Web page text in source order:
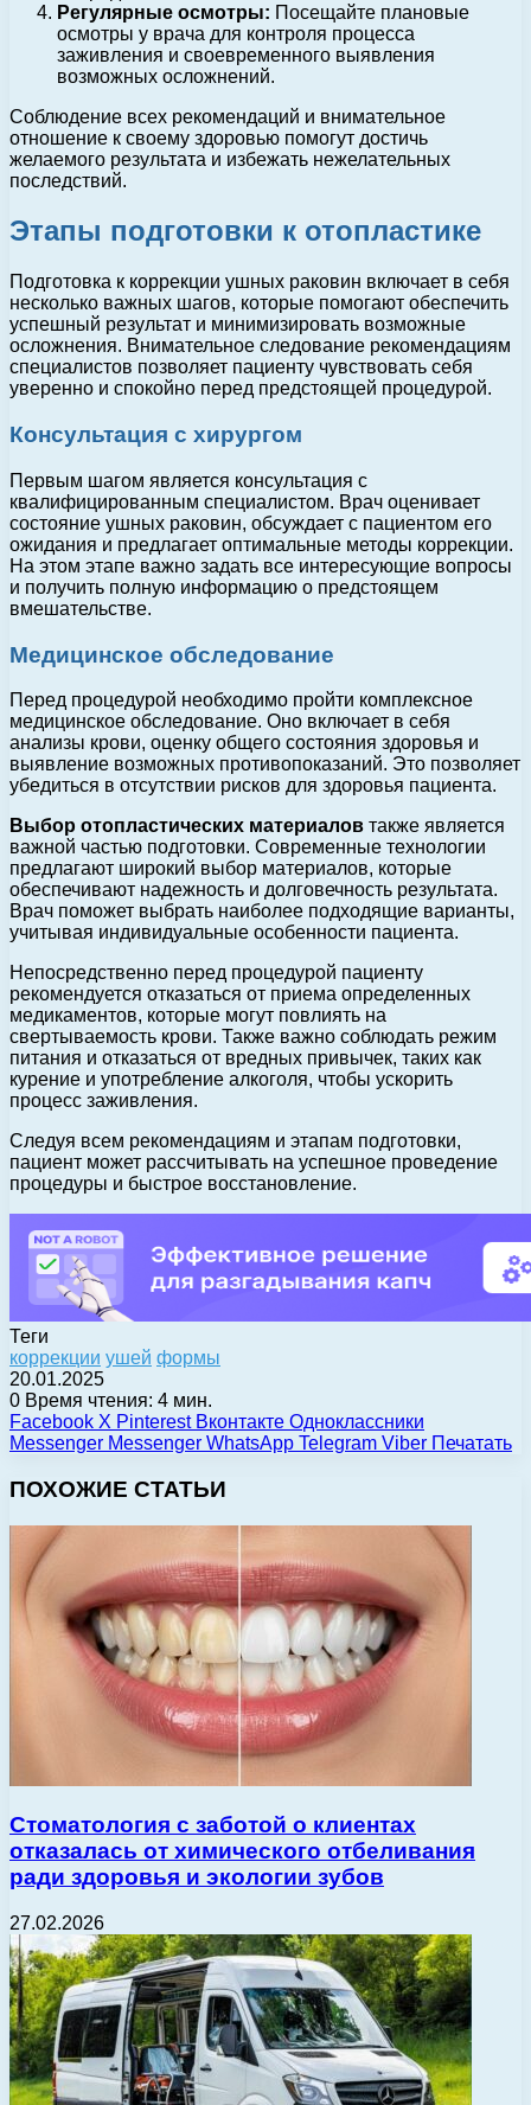
Регулярные осмотры: Посещайте плановые
осмотры у врача для контроля процесса
заживления и своевременного выявления
возможных осложнений.
Соблюдение всех рекомендаций и внимательное
отношение к своему здоровью помогут достичь
желаемого результата и избежать нежелательных
последствий.
Этапы подготовки к отопластике
Подготовка к коррекции ушных раковин включает в себя
несколько важных шагов, которые помогают обеспечить
успешный результат и минимизировать возможные
осложнения. Внимательное следование рекомендациям
специалистов позволяет пациенту чувствовать себя
уверенно и спокойно перед предстоящей процедурой.
Консультация с хирургом
Первым шагом является консультация с
квалифицированным специалистом. Врач оценивает
состояние ушных раковин, обсуждает с пациентом его
ожидания и предлагает оптимальные методы коррекции.
На этом этапе важно задать все интересующие вопросы
и получить полную информацию о предстоящем
вмешательстве.
Медицинское обследование
Перед процедурой необходимо пройти комплексное
медицинское обследование. Оно включает в себя
анализы крови, оценку общего состояния здоровья и
выявление возможных противопоказаний. Это позволяет
убедиться в отсутствии рисков для здоровья пациента.
Выбор отопластических материалов также является
важной частью подготовки. Современные технологии
предлагают широкий выбор материалов, которые
обеспечивают надежность и долговечность результата.
Врач поможет выбрать наиболее подходящие варианты,
учитывая индивидуальные особенности пациента.
Непосредственно перед процедурой пациенту
рекомендуется отказаться от приема определенных
медикаментов, которые могут повлиять на
свертываемость крови. Также важно соблюдать режим
питания и отказаться от вредных привычек, таких как
курение и употребление алкоголя, чтобы ускорить
процесс заживления.
Следуя всем рекомендациям и этапам подготовки,
пациент может рассчитывать на успешное проведение
процедуры и быстрое восстановление.
Теги
коррекции ушей формы
20.01.2025
0 Время чтения: 4 мин.
Facebook X Pinterest Вконтакте Одноклассники
Messenger Messenger WhatsApp Telegram Viber Печатать
ПОХОЖИЕ СТАТЬИ
Стоматология с заботой о клиентах
отказалась от химического отбеливания
ради здоровья и экологии зубов
27.02.2026